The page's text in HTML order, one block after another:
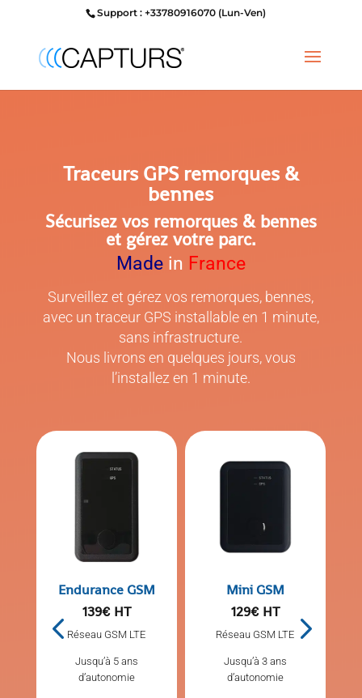
Support : +33780916070 (Lun-Ven)
Traceurs GPS remorques &
bennes
Sécurisez vos remorques & bennes
et gérez votre parc.
Madein France
Surveillez et gérez vos remorques, bennes,
avec un traceur GPS installable en 1 minute,
sans infrastructure.
Nous livrons en quelques jours, vous
l’installez en 1 minute.
Endurance GSM
139€ HT
Réseau GSM LTE
Jusqu’à 5 ans
d’autonomie
Mini GSM
129€ HT
Réseau GSM LTE
Jusqu’à 3 ans
d’autonomie